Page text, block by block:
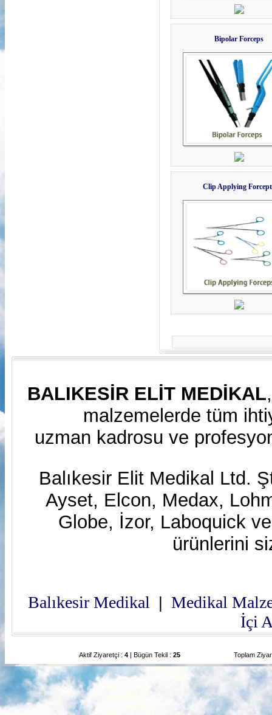
Bipolar Forceps
Clip Applying
BALIKESİR ELİT MEDİKAL
malzemelerde tüm
uzman kadrosu ve
Balıkesir Elit Medikal Ltd.
Ayset, Elcon, Medax,
Globe, İzor, Laboquick
ürünlerini
Balıkesir Medikal | Medikal
İçi
Aktif Ziyaretçi : 4 | Bügün Tekil : 25 Toplam